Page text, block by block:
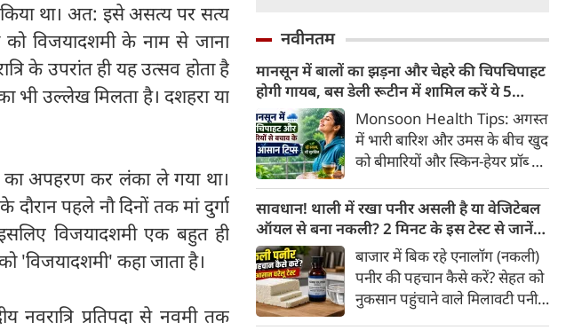
किया था। अत: इसे असत्य पर सत्य
विजयादशमी के नाम से जाना
के उपरांत ही यह उत्सव होता है
भी उल्लेख मिलता है। दशहरा या
का अपहरण कर लंका ले गया था।
पहले नौ दिनों तक मां दुर्गा
विजयादशमी एक बहुत ही
'विजयादशमी' कहा जाता है।
नवरात्रि प्रतिपदा से नवमी तक
नवीनतम
मानसून में बालों का झड़ना और चेहरे की चिपचिपाहट
होगी गायब, बस डेली रूटीन में शामिल करें ये 5
लाइफस्टाइल टिप्सMonsoon Health Tips: अगस्त
में भारी बारिश और उमस के बीच खुद
को बीमारियों और स्किन-हेयर प्रॉब्लम
बताएं 5 बेस्ट मानसून लाइफस्टाइल
हैक्स।
सावधान! थाली में रखा पनीर असली है या वेजिटेबल
ऑयल से बना नकली? 2 मिनट के इस टेस्ट से जानें
सच्चाई
बाजार में बिक रहे एनालॉग (नकली)
पनीर की पहचान कैसे करें? सेहत को
नुकसान पहुंचाने वाले मिलावटी पनीर